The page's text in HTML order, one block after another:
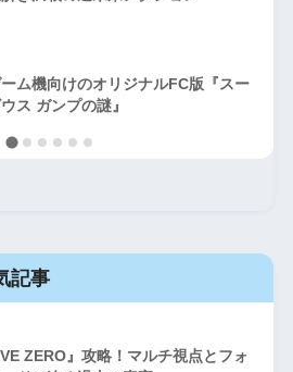
ム機向けのオリジナルFC版『スー
ス ガンプの謎』
記事
ZERO』攻略！マルチ視点とフォ